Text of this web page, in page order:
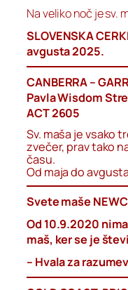
Na veliko noč je sv.
SLOVENSKA
avgusta 2025.
CANBERRA –
Pavla Wisdom
ACT 2605
Sv. maša je vsako
zvečer, prav tako
času.
Od maja do
Svete maše
Od 10.9.2020
maš, ker se je
– Hvala za